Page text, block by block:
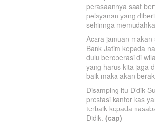
perasaannya saat
pelayanan yang
sehinnga
Acara jamuan
Bank Jatim kepada
dulu beroperasi di
yang harus kita jaga
baik maka akan
Disamping itu Didik
prestasi kantor kas
terbaik kepada
Didik. (cap)